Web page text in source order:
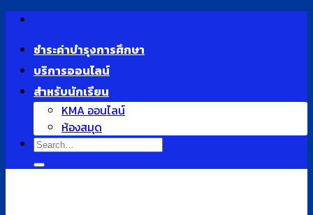
Skip
contentชำระค่าบำรุงการศึกษา
บริการออนไลน์
สำหรับนักเรียน
KMA ออนไลน์
ห้องสมุด